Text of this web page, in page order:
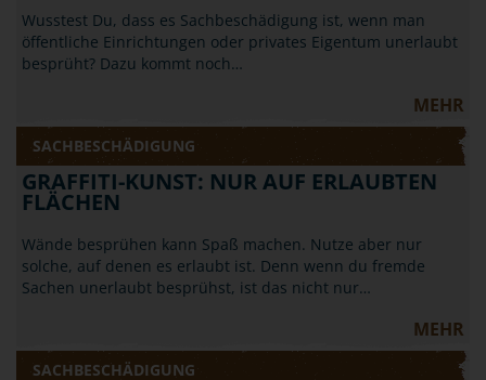
Wusstest Du, dass es Sachbeschädigung ist, wenn man
öffentliche Einrichtungen oder privates Eigentum unerlaubt
besprüht? Dazu kommt noch…
MEHR
SACHBESCHÄDIGUNG
GRAFFITI-KUNST: NUR AUF ERLAUBTEN
FLÄCHEN
Wände besprühen kann Spaß machen. Nutze aber nur
solche, auf denen es erlaubt ist. Denn wenn du fremde
Sachen unerlaubt besprühst, ist das nicht nur…
MEHR
SACHBESCHÄDIGUNG